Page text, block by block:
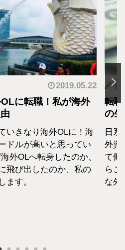
2019.05.22
に転職！私が海外
いきなり海外OLに！海
ドルが高いと思ってい
外OLへ転身したのか、
飛び出したのか、私の
ます。
羽
転
の
日
外資
て働
らこ
な外